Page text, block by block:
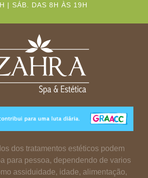
| SÁB. DAS 8H ÀS 19H
dos tratamentos estéticos podem
para pessoa, dependendo de varios
assiduidade, idade, alimentação,